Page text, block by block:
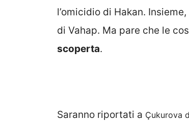
l’omicidio di Hakan.
di Vahap. Ma pare che le
scoperta.
Saranno riportati a Çukurova